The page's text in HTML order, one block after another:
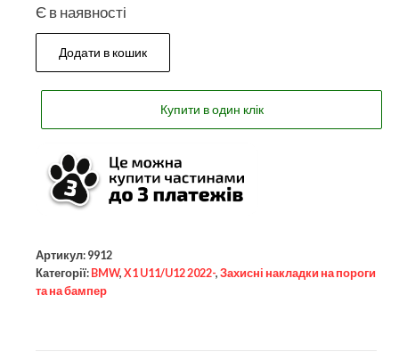
Є в наявності
Додати в кошик
Купити в один клік
Артикул: 9912
Категорії: BMW, X1 U11/U12 2022-, Захисні накладки на пороги
та на бампер